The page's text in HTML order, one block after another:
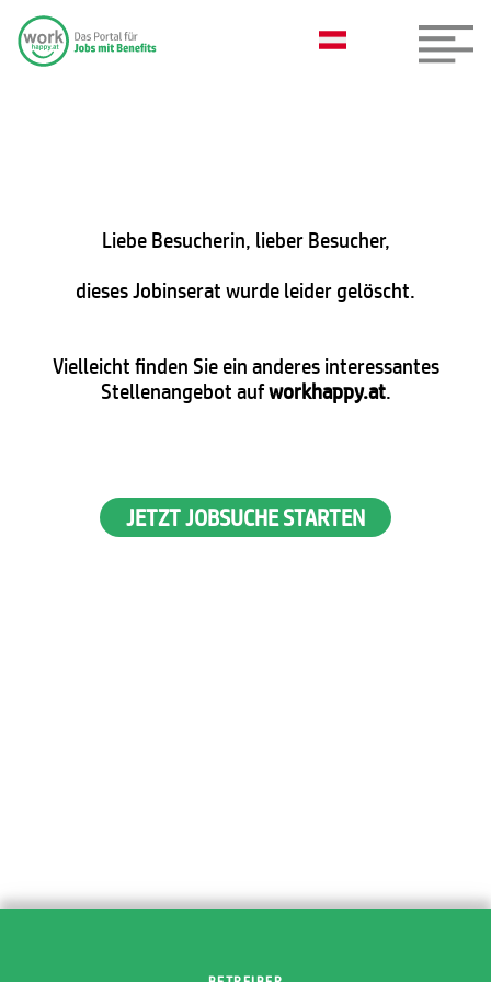
Liebe Besucherin, lieber Besucher,
dieses Jobinserat wurde leider gelöscht.
Vielleicht finden Sie ein anderes interessantes
Stellenangebot aufworkhappy.at.
JETZT JOBSUCHE STARTEN